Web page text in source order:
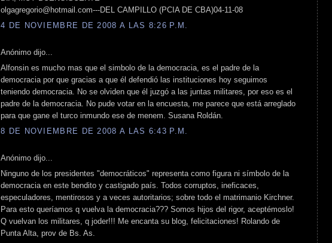
olgagregorio@hotmail.com---DEL CAMPILLO (PCIA DE CBA)04-11-08
4 DE NOVIEMBRE DE 2008 A LAS 8:26 P.M.
Anónimo dijo...
Alfonsin es mucho mas que el simbolo de la democracia, es el padre de la
democracia por que gracias a que él defendió las instituciones hoy seguimos
teniendo democracia. No se olviden que él juzgó a las juntas militares, por eso es el
padre de la democracia. No pude votar en la encuesta, me parece que está arreglado
para que gane el turco inmundo ese de menem. Susana Roldán.
8 DE NOVIEMBRE DE 2008 A LAS 6:43 P.M.
Anónimo dijo...
Ninguno de los presidentes "democráticos" representa como figura ni símbolo de la
democracia en este bendito y castigado país. Todos corruptos, ineficaces,
especuladores, mentirosos y a veces autoritarios; sobre todo el matrimanio Kirchner.
Para esto queríamos q vuelva la democracia??? Somos hijos del rigor, aceptémoslo!
Q vuelvan los militares, q joder!!! Me encanta su blog, felicitaciones! Rolando de
Punta Alta, prov de Bs. As.